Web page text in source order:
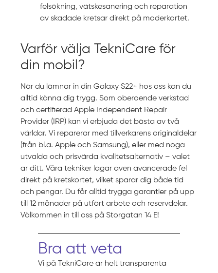
felsökning, vätskesanering och reparation
av skadade kretsar direkt på moderkortet.
Varför välja TekniCare för
din mobil?
När du lämnar in din Galaxy S22+ hos oss kan du
alltid känna dig trygg. Som oberoende verkstad
och certifierad Apple Independent Repair
Provider (IRP) kan vi erbjuda det bästa av två
världar. Vi reparerar med tillverkarens originaldelar
(från bl.a. Apple och Samsung), eller med noga
utvalda och prisvärda kvalitetsalternativ – valet
är ditt. Våra tekniker lagar även avancerade fel
direkt på kretskortet, vilket sparar dig både tid
och pengar. Du får alltid trygga garantier på upp
till 12 månader på utfört arbete och reservdelar.
Välkommen in till oss på Storgatan 14 E!
Bra att veta
Vi på TekniCare är helt transparenta